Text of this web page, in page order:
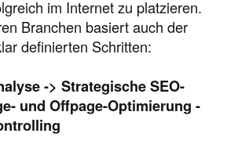
im Internet zu platzieren.
Branchen basiert auch der
definierten Schritten:
-> Strategische SEO-
und Offpage-Optimierung -